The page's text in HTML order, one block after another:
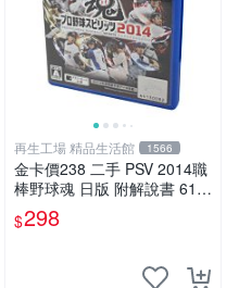
再生工場 精品生活館 1566
金卡價238 二手 PSV 2014職
棒野球魂 日版 附解說書 610
500000182 02
$298